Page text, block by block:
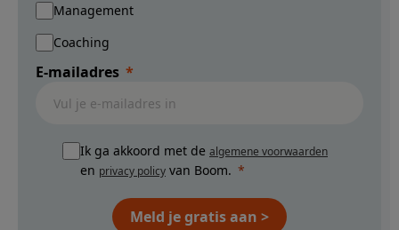
Management
Coaching
E-mailadres
Ik ga akkoord met de algemene voorwaarden
en privacy policy van Boom.
Meld je gratis aan >